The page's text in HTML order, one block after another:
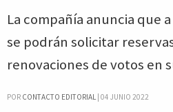
La compañía anuncia que
se podrán solicitar
renovaciones de votos en
POR CONTACTO EDITORIAL| 04 JUNIO 2022